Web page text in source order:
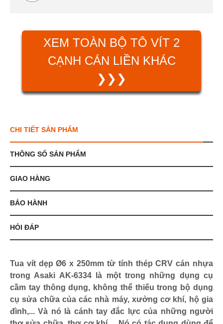
XEM TOÀN BỘ TÔ VÍT 2
CẠNH CÁN LIỀN KHÁC
❯❯❯
CHI TIẾT SẢN PHẨM
THÔNG SỐ SẢN PHẨM
GIAO HÀNG
BẢO HÀNH
HỎI ĐÁP
Tua vít dẹp Ø6 x 250mm từ tính thép CRV cán nhựa
trong Asaki AK-6334 là một trong những dụng cụ
cầm tay thông dụng, không thể thiếu trong bộ dụng
cụ sửa chữa của các nhà máy, xưởng cơ khí, hộ gia
đình,... Và nó là cánh tay đắc lực của những người